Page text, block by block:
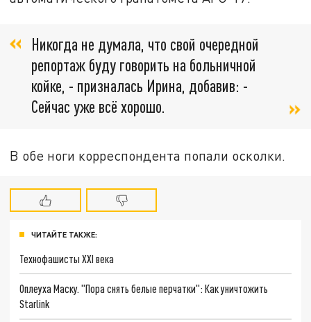
Никогда не думала, что свой очередной
репортаж буду говорить на больничной
койке, - призналась Ирина, добавив: -
Сейчас уже всё хорошо.
В обе ноги корреспондента попали осколки.
ЧИТАЙТЕ ТАКЖЕ:
Технофашисты XXI века
Оплеуха Маску. "Пора снять белые перчатки": Как уничтожить
Starlink